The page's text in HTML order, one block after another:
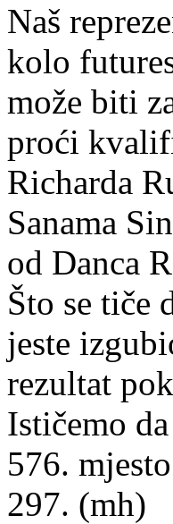
Naš
kolo
može biti
proći
Richarda
Sanama
od Danca
Što se tiče
jeste
rezultat
Ističemo
576.
297. (mh)